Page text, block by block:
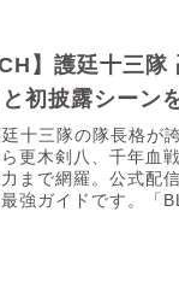
】護廷十三
初披露シーン
十三隊の隊長格が
更木剣八、千年血
まで網羅。公式配
強ガイドです。「